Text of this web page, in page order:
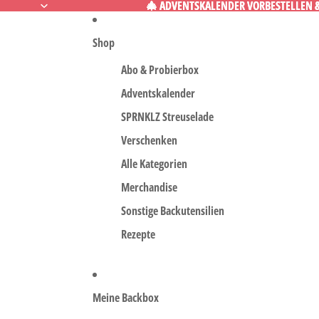
🎄 ADVENTSKALENDER
🎄 ADVENTSKALENDER
Shop
Abo & Probierbox
Adventskalender
SPRNKLZ Streuselade
Verschenken
Alle Kategorien
Merchandise
Sonstige Backutensilien
Rezepte
Meine Backbox